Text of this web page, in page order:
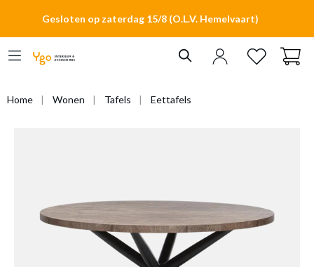
Gesloten op zaterdag 15/8 (O.L.V. Hemelvaart)
Home Wonen Tafels Eettafels